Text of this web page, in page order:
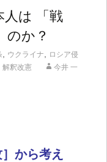
は 「戦
のか？
, ウクライナ, ロシア侵
解釈改憲 今井 一
から考え